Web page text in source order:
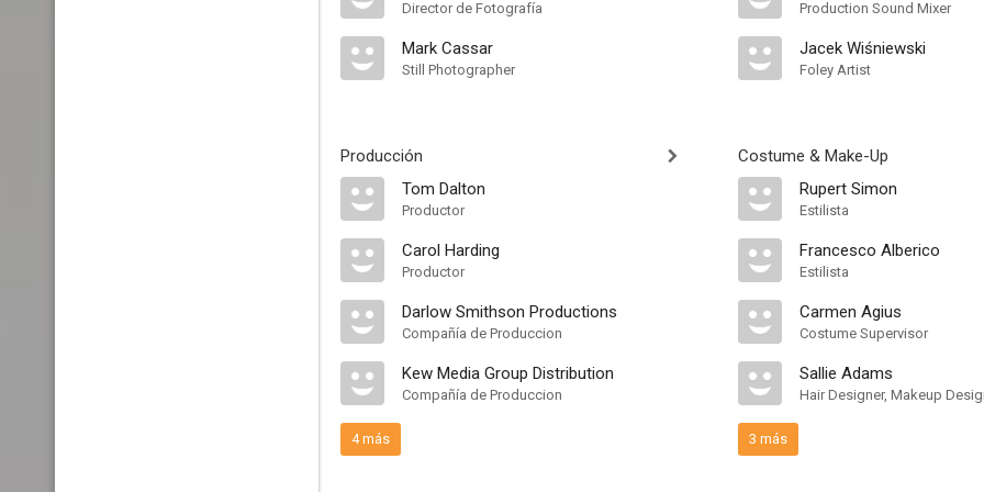
Director de Fotografía
Mark Cassar
Still Photographer
Producción
Tom Dalton
Productor
Carol Harding
Productor
Darlow Smithson Productions
Compañía de Produccion
Kew Media Group Distribution
Compañía de Produccion
4 más
Production Sound Mixer
Jacek Wiśniewski
Foley Artist
Costume & Make-Up
Rupert Simon
Estilista
Francesco Alberico
Estilista
Carmen Agius
Costume Supervisor
Sallie Adams
Hair Designer, Makeup
3 más